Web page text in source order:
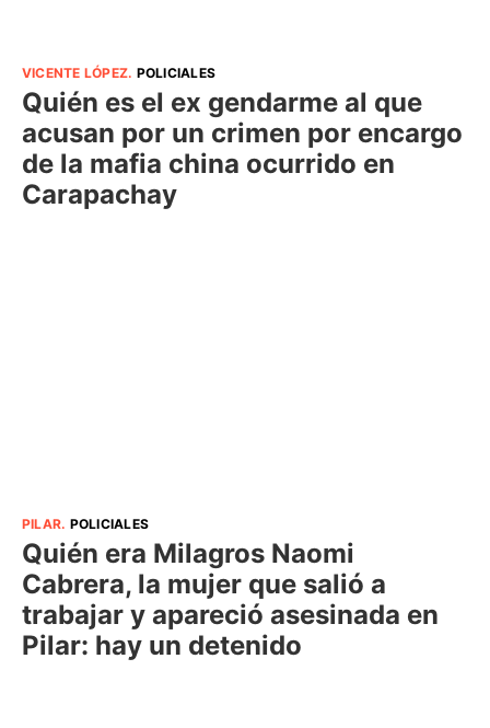
VICENTE LÓPEZ. POLICIALES
Quién es el ex gendarme al que
acusan por un crimen por encargo
de la mafia china ocurrido en
Carapachay
PILAR. POLICIALES
Quién era Milagros Naomi
Cabrera, la mujer que salió a
trabajar y apareció asesinada en
Pilar: hay un detenido